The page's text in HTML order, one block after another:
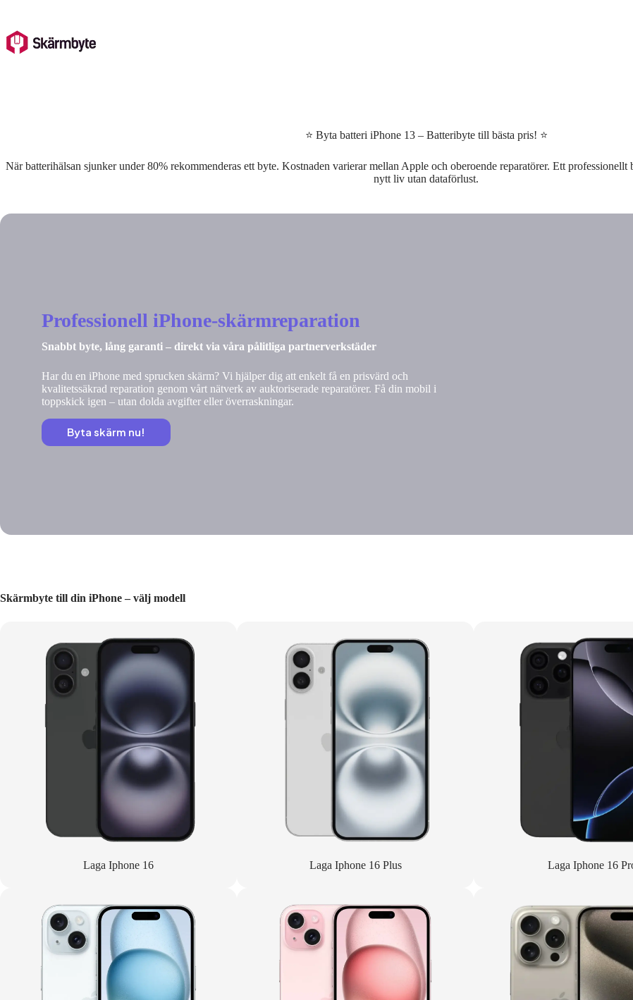
content
⭐ Byta batteri iPhone 13 – Batteribyte till bästa pris! ⭐
När batterihälsan sjunker under 80% rekommenderas ett byte. Kostnaden varierar mellan Apple och oberoende reparatörer. Ett
nytt liv utan dataförlust.
Professionell iPhone-skärmreparation
Snabbt byte, lång garanti – direkt via våra pålitliga partnerverkstäder
Har du en iPhone med sprucken skärm? Vi hjälper dig att enkelt få en prisvärd och
kvalitetssäkrad reparation genom vårt nätverk av auktoriserade reparatörer. Få din mobil i
toppskick igen – utan dolda avgifter eller överraskningar.
Byta skärm nu!
Skärmbyte till din iPhone – välj modell
Laga Iphone 16 Laga Iphone 16 Plus Laga Iphone 16